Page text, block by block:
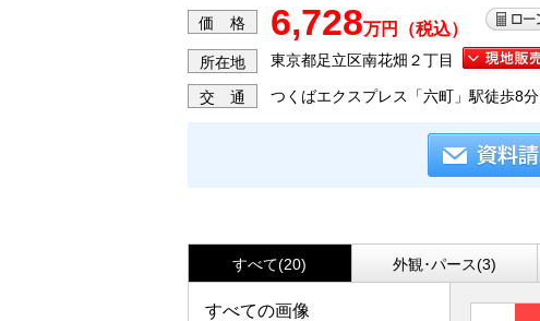
価 格 6,728万円（税込）
所在地 東京都足立区南花畑２丁目
交 通 つくばエクスプレス「六町」駅徒歩8分
すべて(20) 外観･パース(3)
すべての画像